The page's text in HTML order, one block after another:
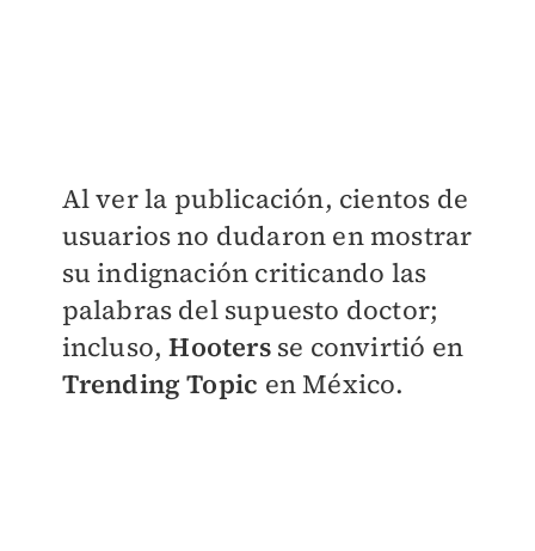
Al ver la publicación, cientos de
usuarios no dudaron en mostrar
su indignación criticando las
palabras del supuesto doctor;
incluso,Hootersse convirtió en
Trending Topic en México.